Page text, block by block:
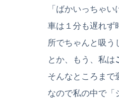
「ばかいっちゃ
車は１分も遅れず
所でちゃんと吸う
とか、もう、私は
そんなところまで
なので私の中で「